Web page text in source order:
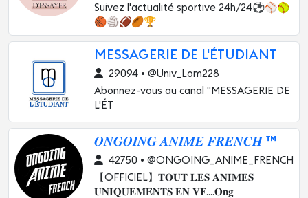
Suivez l'actualité sportive 24h/24⚽⚾🥎
🏀🏐🏈🏉🏆
MESSAGERIE DE L'ÉTUDIANT
29094 • @Univ_Lom228
Abonnez-vous au canal "MESSAGERIE DE
L'ÉT
𝑶𝑵𝑮𝑶𝑰𝑵𝑮 𝑨𝑵𝑰𝑴𝑬 𝑭𝑹𝑬𝑵𝑪𝑯 ™
42750 • @ONGOING_ANIME_FRENCH
【OFFICIEL】𝐓𝐎𝐔𝐓 𝐋𝐄𝐒 𝐀𝐍𝐈𝐌𝐄𝐒
𝐔𝐍𝐈𝐐𝐔𝐄𝐌𝐄𝐍𝐓𝐒 𝐄𝐍 𝐕𝐅....𝐎𝐧𝐠